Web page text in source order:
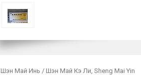
Шэн Май Инь / Шэн Май Кэ Ли, Sheng Mai Yin